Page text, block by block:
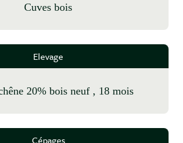
cuves bois
Elevage
20% bois neuf , 18 mois
Cépages